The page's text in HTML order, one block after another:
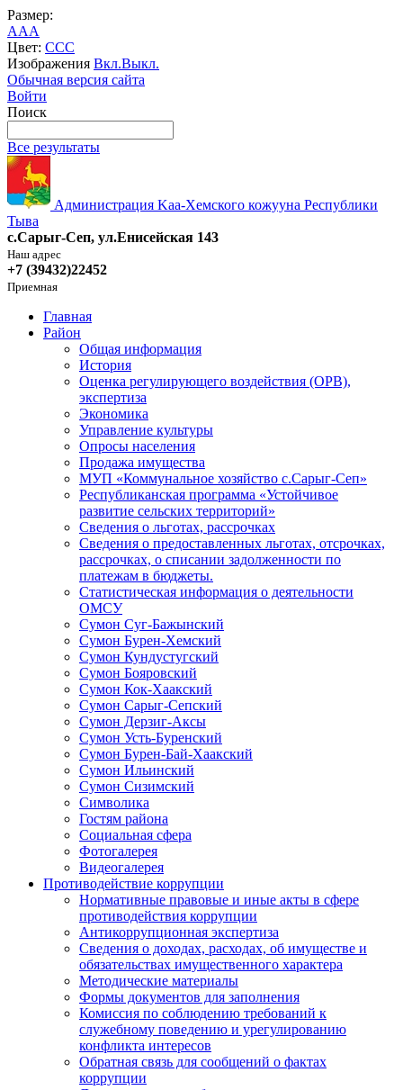
Размер:
AAA
Цвет: CCC
Изображения Вкл.Выкл.
Обычная версия сайта
Войти
Поиск
Все результаты
Администрация Kaa-Хемского кожууна Республики
Тыва
с.Сарыг-Сеп, ул.Енисейская 143
Наш адрес
+7 (39432)22452
Приемная
Главная
Район
Общая информация
История
Оценка регулирующего воздействия (ОРВ),
экспертиза
Экономика
Управление культуры
Опросы населения
Продажа имущества
МУП «Коммунальное хозяйство с.Сарыг-Сеп»
Республиканская программа «Устойчивое
развитие сельских территорий»
Сведения о льготах, рассрочках
Сведения о предоставленных льготах, отсрочках,
рассрочках, о списании задолженности по
платежам в бюджеты.
Статистическая информация о деятельности
ОМСУ
Сумон Суг-Бажынский
Сумон Бурен-Хемский
Сумон Кундустугский
Сумон Бояровский
Сумон Кок-Хаакский
Сумон Сарыг-Сепский
Сумон Дерзиг-Аксы
Сумон Усть-Буренский
Сумон Бурен-Бай-Хаакский
Сумон Ильинский
Сумон Сизимский
Символика
Гостям района
Социальная сфера
Фотогалерея
Видеогалерея
Противодействие коррупции
Нормативные правовые и иные акты в сфере
противодействия коррупции
Антикоррупционная экспертиза
Сведения о доходах, расходах, об имуществе и
обязательствах имущественного характера
Методические материалы
Формы документов для заполнения
Комиссия по соблюдению требований к
служебному поведению и урегулированию
конфликта интересов
Обратная связь для сообщений о фактах
коррупции